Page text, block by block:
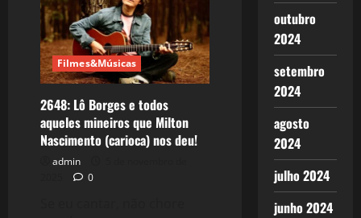
significados.
O
Ego,
agradeço
a
IA!
Filmes&Músicas
2648: Lô Borges e todos
aqueles mineiros que Milton
Nascimento (carioca) nos deu!
admin
0
outubro
2024
setembro
2024
agosto
2024
julho 2024
junho 2024